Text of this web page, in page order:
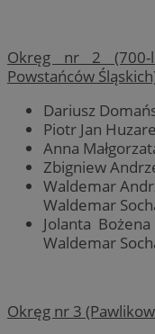
Okręg nr 2 (700-
Powstańców
Dariusz
Piotr Jan
Anna
Zbigniew
Waldemar
Waldemar
Jolanta
Waldemar
Okręg nr 3